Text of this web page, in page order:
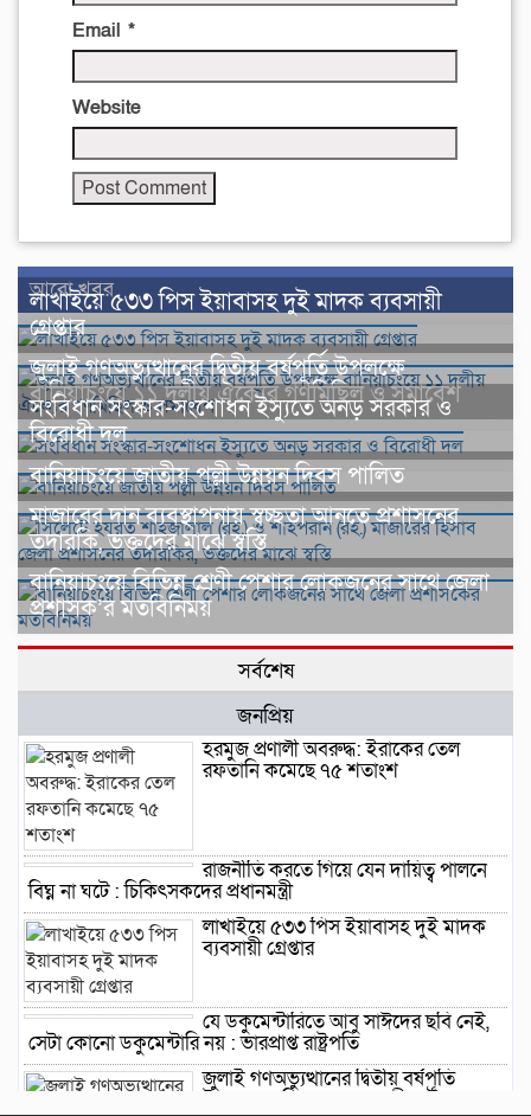
Email *
Website
আরো খবর
লাখাইয়ে ৫৩৩ পিস ইয়াবাসহ দুই মাদক ব্যবসায়ী
গ্রেপ্তার
জুলাই গণঅভ্যুত্থানের দ্বিতীয় বর্ষপূর্তি উপলক্ষে
বানিয়াচংয়ে ১১ দলীয় ঐক্যের গণমিছিল ও সমাবেশ
সংবিধান সংস্কার-সংশোধন ইস্যুতে অনড় সরকার ও
বিরোধী দল
বানিয়াচংয়ে জাতীয় পল্লী উন্নয়ন দিবস পালিত
মাজারের দান ব্যবস্থাপনায় স্বচ্ছতা আনতে প্রশাসনের
তদারকি, ভক্তদের মাঝে স্বস্তি
বানিয়াচংয়ে বিভিন্ন শ্রেণী পেশার লোকজনের সাথে জেলা
প্রশাসক’র মতবিনিময়
সর্বশেষ
জনপ্রিয়
হরমুজ প্রণালী অবরুদ্ধ: ইরাকের তেল
রফতানি কমেছে ৭৫ শতাংশ
রাজনীতি করতে গিয়ে যেন দায়িত্ব পালনে
বিঘ্ন না ঘটে : চিকিৎসকদের প্রধানমন্ত্রী
লাখাইয়ে ৫৩৩ পিস ইয়াবাসহ দুই মাদক
ব্যবসায়ী গ্রেপ্তার
যে ডকুমেন্টারিতে আবু সাঈদের ছবি নেই,
সেটা কোনো ডকুমেন্টারি নয় : ভারপ্রাপ্ত রাষ্ট্রপতি
জুলাই গণঅভ্যুত্থানের দ্বিতীয় বর্ষপূর্তি
উপলক্ষে বানিয়াচংয়ে ১১ দলীয় ঐক্যের